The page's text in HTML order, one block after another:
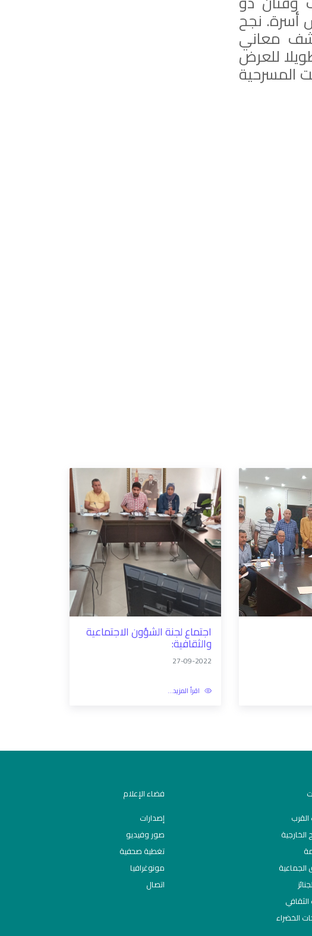
أسرة. نجح
معاني
للعرض
المسرحية
اجتماع لجنة الشؤون الاجتماعية
والثقافية:
27-09-2022
اقرأ المزيد...
الخارجية
الجماعية
الخضراء
فضاء الإعلام
إصدارات
صور وفيديو
تغطية صحفية
مونوغرافيا
اتصال